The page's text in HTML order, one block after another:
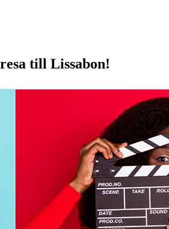
till Lissabon!